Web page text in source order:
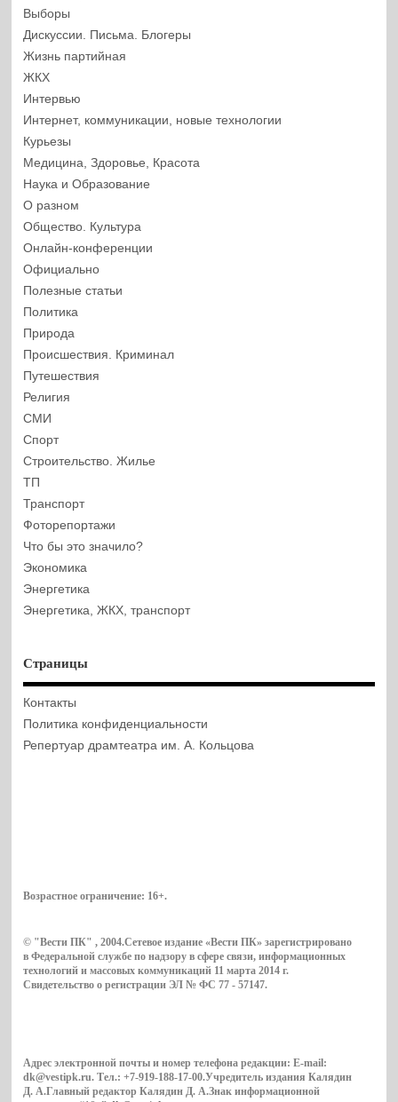
Выборы
Дискуссии. Письма. Блогеры
Жизнь партийная
ЖКХ
Интервью
Интернет, коммуникации, новые технологии
Курьезы
Медицина, Здоровье, Красота
Наука и Образование
О разном
Общество. Культура
Онлайн-конференции
Официально
Полезные статьи
Политика
Природа
Происшествия. Криминал
Путешествия
Религия
СМИ
Спорт
Строительство. Жилье
ТП
Транспорт
Фоторепортажи
Что бы это значило?
Экономика
Энергетика
Энергетика, ЖКХ, транспорт
Страницы
Контакты
Политика конфиденциальности
Репертуар драмтеатра им. А. Кольцова
Возрастное ограничение: 16+.
© "Вести ПК" , 2004.Сетевое издание «Вести ПК» зарегистрировано
в Федеральной службе по надзору в сфере связи, информационных
технологий и массовых коммуникаций 11 марта 2014 г.
Свидетельство о регистрации ЭЛ № ФС 77 - 57147.
Адрес электронной почты и номер телефона редакции: E-mail:
dk@vestipk.ru. Тел.: +7-919-188-17-00.Учредитель издания Калядин
Д. А.Главный редактор Калядин Д. А.Знак информационной